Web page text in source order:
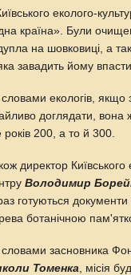
еколого-
країна». Були
на шовковиці, а
завадить йому впасти.
екологів,
доглядати, вона
200, а то й 300.
директор Київського
Володимир
готуються
ботанічною
засновника
Томенка , місія